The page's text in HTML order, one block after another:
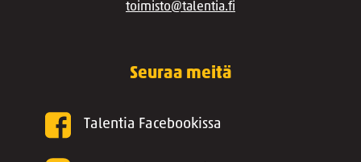
toimisto@talentia.fi
Seuraa meitä
Talentia Facebookissa